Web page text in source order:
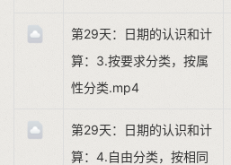
第29天：日期的认识和计
算：3.按要求分类，按属
性分类.mp4
第29天：日期的认识和计
算：4.自由分类，按相同